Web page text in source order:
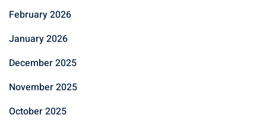
February 2026
January 2026
December 2025
November 2025
October 2025